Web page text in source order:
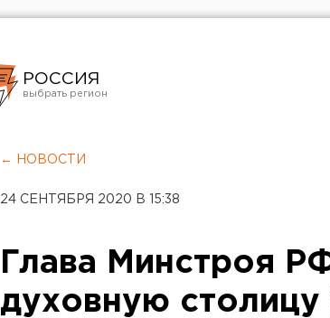
РОССИЯ
Челябинск
← НОВОСТИ
24 СЕНТЯБРЯ 2020 В 15:38
Глава Минстроя
духовную столицу